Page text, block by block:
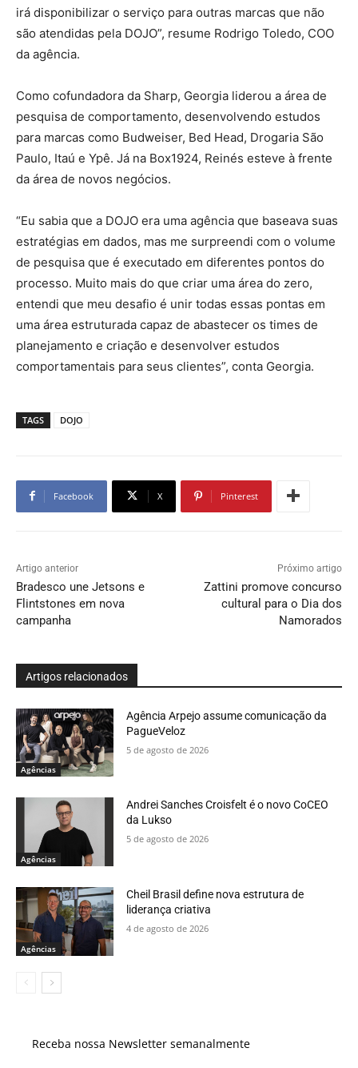
irá disponibilizar o serviço para outras marcas que não
são atendidas pela DOJO”, resume Rodrigo Toledo, COO
da agência.
Como cofundadora da Sharp, Georgia liderou a área de
pesquisa de comportamento, desenvolvendo estudos
para marcas como Budweiser, Bed Head, Drogaria São
Paulo, Itaú e Ypê. Já na Box1924, Reinés esteve à frente
da área de novos negócios.
“Eu sabia que a DOJO era uma agência que baseava suas
estratégias em dados, mas me surpreendi com o volume
de pesquisa que é executado em diferentes pontos do
processo. Muito mais do que criar uma área do zero,
entendi que meu desafio é unir todas essas pontas em
uma área estruturada capaz de abastecer os times de
planejamento e criação e desenvolver estudos
comportamentais para seus clientes”, conta Georgia.
TAGS DOJO
Facebook X Pinterest
Artigo anterior
Bradesco une Jetsons e
Flintstones em nova
campanha
Próximo artigo
Zattini promove concurso
cultural para o Dia dos
Namorados
Artigos relacionados
Agências
Agência Arpejo assume comunicação da
PagueVeloz
5 de agosto de 2026
Agências
Andrei Sanches Croisfelt é o novo CoCEO
da Lukso
5 de agosto de 2026
Agências
Cheil Brasil define nova estrutura de
liderança criativa
4 de agosto de 2026
Receba nossa Newsletter semanalmente